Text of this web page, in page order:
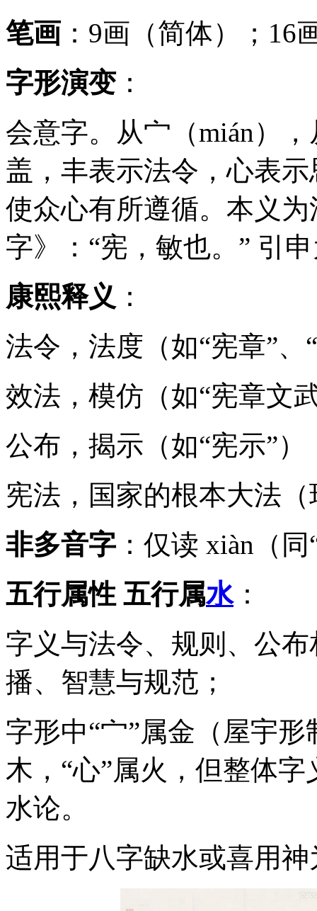
笔画 ：9画（简体）；16
字形演变：
会意字。从宀（mián）
盖，丰表示法令，心表
使众心有所遵循。本义
字》：“宪，敏也。” 引
康熙释义 ：
法令，法度（如“宪章”、
效法，模仿（如“宪章文
公布，揭示（如“宪示”）
宪法，国家的根本大法
非多音字 ：仅读 xiàn（
五行属性 五行属水：
字义与法令、规则、公
播、智慧与规范；
字形中“宀”属金（屋宇
木，“心”属火，但整体
水论。
适用于八字缺水或喜用